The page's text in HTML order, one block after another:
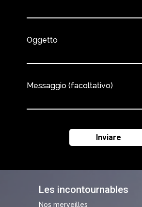
Les incontournables
Nos merveilles
Oggetto
Messaggio (facoltativo)